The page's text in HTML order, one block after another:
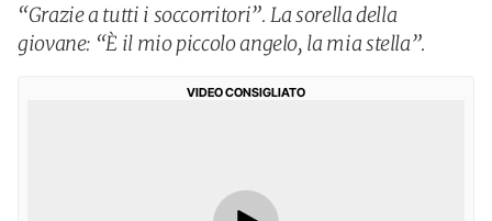
“Grazie a tutti i soccorritori”. La sorella della
giovane: “È il mio piccolo angelo, la mia stella”.
VIDEO CONSIGLIATO